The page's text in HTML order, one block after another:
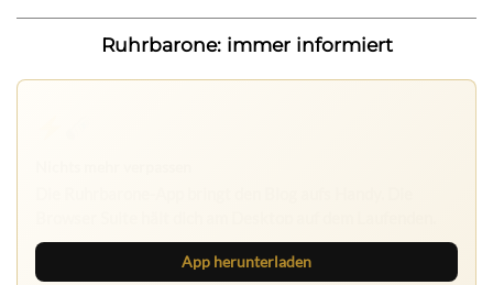
Ruhrbarone: immer informiert
App herunterladen